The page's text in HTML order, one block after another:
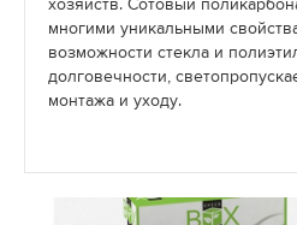
хозяйств. Сотовый
многими уникальными
возможности стекла и
долговечности,
монтажа и уходу.